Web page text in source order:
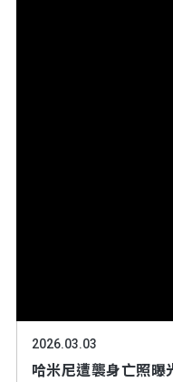
2026.03.03
哈米尼遭襲身亡照曝